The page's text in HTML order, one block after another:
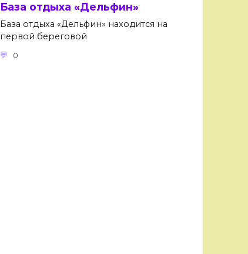
База отдыха «Дельфин»
База отдыха «Дельфин» находится на
первой береговой
0